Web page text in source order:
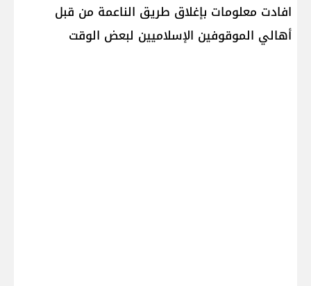
افادت معلومات بإغلاق طريق ​الناعمة​ من قبل
أهالي الموقوفين الإسلاميين لبعض الوقت